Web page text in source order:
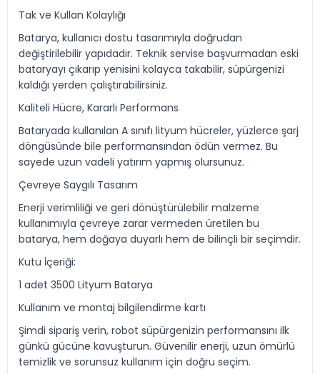
Tak ve Kullan Kolaylığı
Batarya, kullanıcı dostu tasarımıyla doğrudan
değiştirilebilir yapıdadır. Teknik servise başvurmadan eski
bataryayı çıkarıp yenisini kolayca takabilir, süpürgenizi
kaldığı yerden çalıştırabilirsiniz.
Kaliteli Hücre, Kararlı Performans
Bataryada kullanılan A sınıfı lityum hücreler, yüzlerce şarj
döngüsünde bile performansından ödün vermez. Bu
sayede uzun vadeli yatırım yapmış olursunuz.
Çevreye Saygılı Tasarım
Enerji verimliliği ve geri dönüştürülebilir malzeme
kullanımıyla çevreye zarar vermeden üretilen bu
batarya, hem doğaya duyarlı hem de bilinçli bir seçimdir.
Kutu İçeriği:
1 adet 3500 Lityum Batarya
Kullanım ve montaj bilgilendirme kartı
Şimdi sipariş verin, robot süpürgenizin performansını ilk
günkü gücüne kavuşturun. Güvenilir enerji, uzun ömürlü
temizlik ve sorunsuz kullanım için doğru seçim.